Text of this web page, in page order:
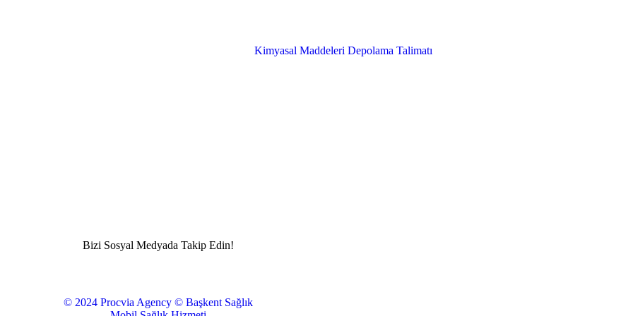
Kimyasal Maddeleri Depolama Talimatı
Bizi Sosyal Medyada Takip Edin!
© 2024 Procvia Agency © Başkent Sağlık